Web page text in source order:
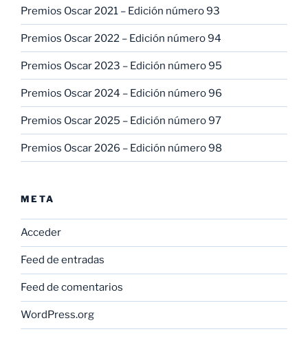
Premios Oscar 2021 – Edición número 93
Premios Oscar 2022 – Edición número 94
Premios Oscar 2023 – Edición número 95
Premios Oscar 2024 – Edición número 96
Premios Oscar 2025 – Edición número 97
Premios Oscar 2026 – Edición número 98
META
Acceder
Feed de entradas
Feed de comentarios
WordPress.org